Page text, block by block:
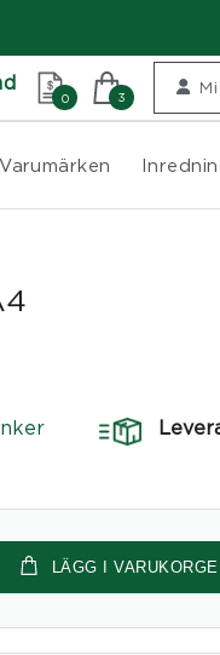
0 3
Varumärken
LÄGG I